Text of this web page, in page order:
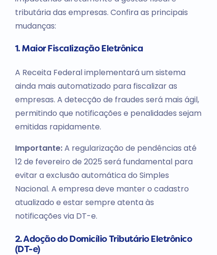
tributária das empresas. Confira as principais
mudanças:
1. Maior Fiscalização Eletrônica
A Receita Federal implementará um sistema
ainda mais automatizado para fiscalizar as
empresas. A detecção de fraudes será mais ágil,
permitindo que notificações e penalidades sejam
emitidas rapidamente.
Importante:A regularização de pendências até
12 de fevereiro de 2025 será fundamental para
evitar a exclusão automática do Simples
Nacional. A empresa deve manter o cadastro
atualizado e estar sempre atenta às
notificações via DT-e.
2. Adoção do Domicílio Tributário Eletrônico
(DT-e)